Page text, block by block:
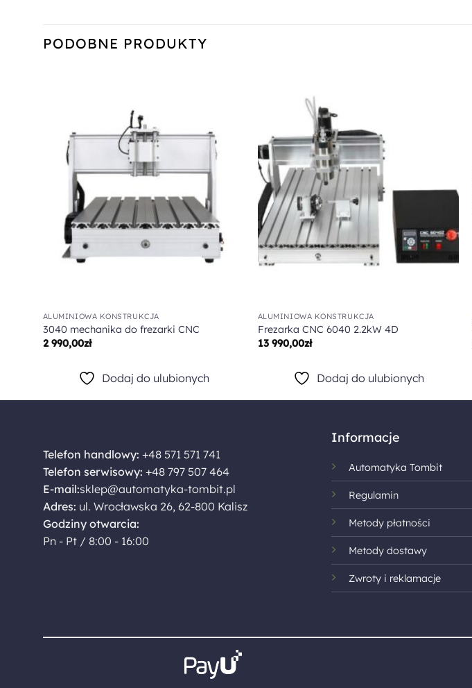
PODOBNE PRODUKTY
ALUMINIOWA KONSTRUKCJA
3040 mechanika do frezarki CNC
2 990,00zł
Dodaj do ulubionych
ALUMINIOWA KONSTRUKCJA
Frezarka CNC 6040 2.2kW 4D
13 990,00zł
Dodaj do ulubionych
Telefon handlowy: +48 571 571 741
Telefon serwisowy: +48 797 507 464
E-mail:sklep@automatyka-tombit.pl
Adres: ul. Wrocławska 26, 62-800 Kalisz
Godziny otwarcia:
Pn - Pt / 8:00 - 16:00
Informacje
Automatyka Tombit
Regulamin
Metody płatności
Metody dostawy
Zwroty i reklamacje